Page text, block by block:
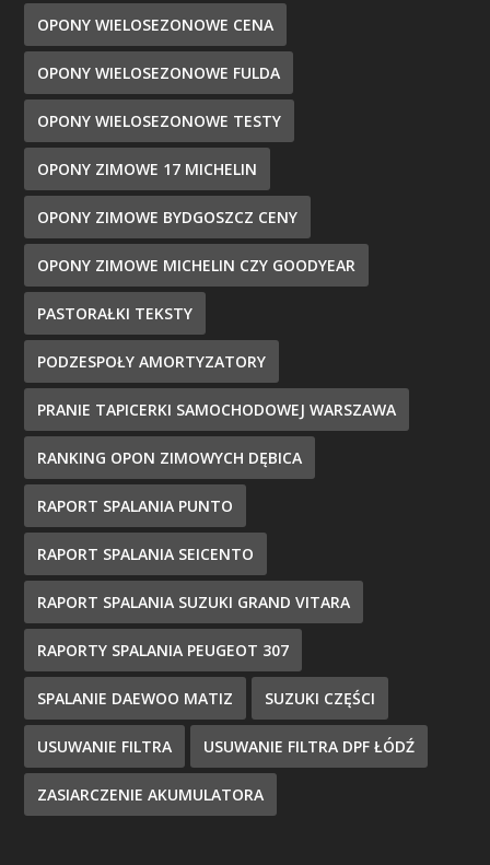
OPONY WIELOSEZONOWE CENA
OPONY WIELOSEZONOWE FULDA
OPONY WIELOSEZONOWE TESTY
OPONY ZIMOWE 17 MICHELIN
OPONY ZIMOWE BYDGOSZCZ CENY
OPONY ZIMOWE MICHELIN CZY GOODYEAR
PASTORAŁKI TEKSTY
PODZESPOŁY AMORTYZATORY
PRANIE TAPICERKI SAMOCHODOWEJ WARSZAWA
RANKING OPON ZIMOWYCH DĘBICA
RAPORT SPALANIA PUNTO
RAPORT SPALANIA SEICENTO
RAPORT SPALANIA SUZUKI GRAND VITARA
RAPORTY SPALANIA PEUGEOT 307
SPALANIE DAEWOO MATIZ SUZUKI CZĘŚCI
USUWANIE FILTRA USUWANIE FILTRA DPF ŁÓDŹ
ZASIARCZENIE AKUMULATORA